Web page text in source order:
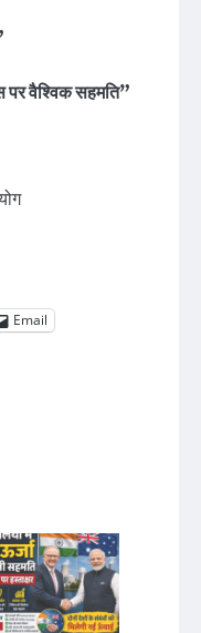
पर वैश्विक सहमति”
Email